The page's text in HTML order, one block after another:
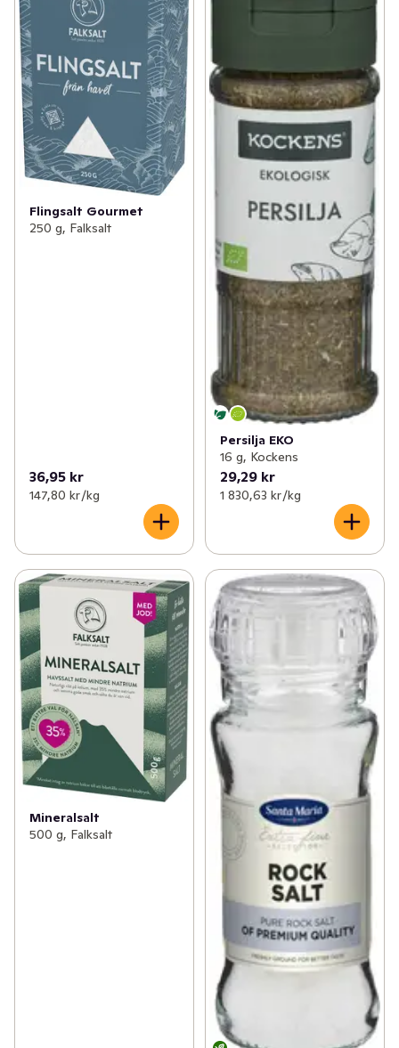
Flingsalt Gourmet
250 g, Falksalt
36,95 kr
147,80 kr /kg
Persilja EKO
16 g, Kockens
29,29 kr
1 830,63 kr /kg
Mineralsalt
500 g, Falksalt